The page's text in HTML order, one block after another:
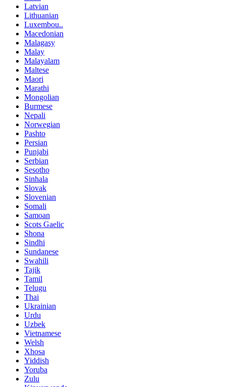
Latvian
Lithuanian
Luxembou..
Macedonian
Malagasy
Malay
Malayalam
Maltese
Maori
Marathi
Mongolian
Burmese
Nepali
Norwegian
Pashto
Persian
Punjabi
Serbian
Sesotho
Sinhala
Slovak
Slovenian
Somali
Samoan
Scots Gaelic
Shona
Sindhi
Sundanese
Swahili
Tajik
Tamil
Telugu
Thai
Ukrainian
Urdu
Uzbek
Vietnamese
Welsh
Xhosa
Yiddish
Yoruba
Zulu